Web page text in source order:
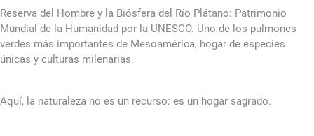
Reserva del Hombre y la Biósfera del Río Plátano: Patrimonio
Mundial de la Humanidad por la UNESCO. Uno de los pulmones
verdes más importantes de Mesoamérica, hogar de especies
únicas y culturas milenarias.
Aquí, la naturaleza no es un recurso: es un hogar sagrado.